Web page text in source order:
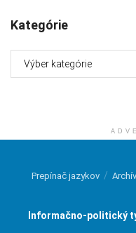
Kategórie
Prepínač jazykov Archív
Informačno-politický